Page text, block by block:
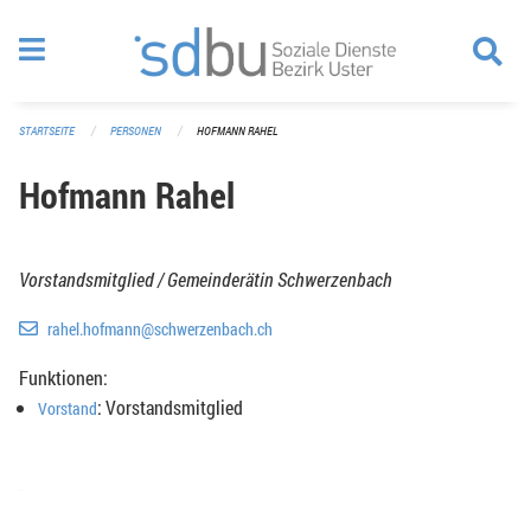
STARTSEITE PERSONEN HOFMANN RAHEL
Hofmann Rahel
Vorstandsmitglied / Gemeinderätin Schwerzenbach
rahel.hofmann@schwerzenbach.ch
Funktionen:
Vorstand: Vorstandsmitglied